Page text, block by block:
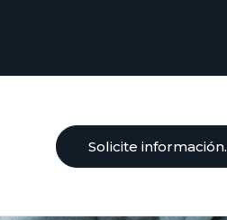
Solicite información.